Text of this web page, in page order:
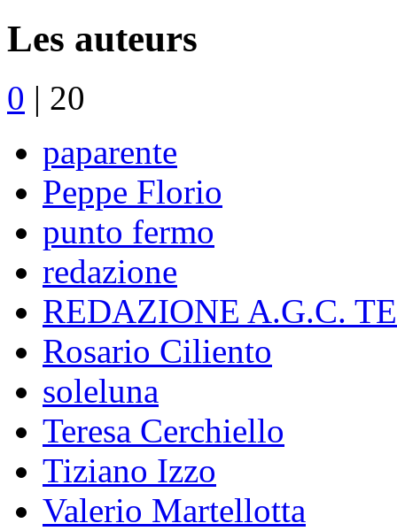
Les auteurs
0 | 20
paparente
Peppe Florio
punto fermo
redazione
REDAZIONE A.G.C.
Rosario Ciliento
soleluna
Teresa Cerchiello
Tiziano Izzo
Valerio Martellotta